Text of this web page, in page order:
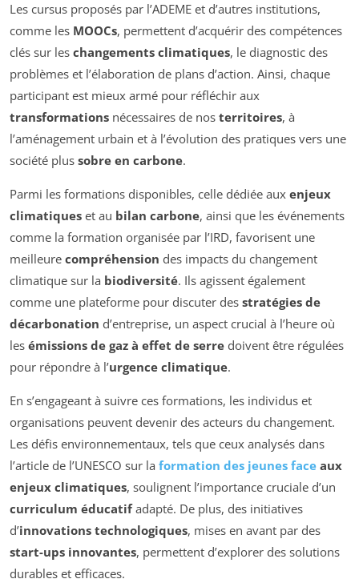
Les cursus proposés par l’ADEME et d’autres institutions,
comme les MOOCs, permettent d’acquérir des compétences
clés sur les changements climatiques, le diagnostic des
problèmes et l’élaboration de plans d’action. Ainsi, chaque
participant est mieux armé pour réfléchir aux
transformations nécessaires de nos territoires, à
l’aménagement urbain et à l’évolution des pratiques vers une
société plus sobre en carbone.
Parmi les formations disponibles, celle dédiée aux enjeux
climatiques et au bilan carbone, ainsi que les événements
comme la formation organisée par l’IRD, favorisent une
meilleure compréhension des impacts du changement
climatique sur la biodiversité. Ils agissent également
comme une plateforme pour discuter des stratégies de
décarbonation d’entreprise, un aspect crucial à l’heure où
les émissions de gaz à effet de serre doivent être régulées
pour répondre à l’urgence climatique.
En s’engageant à suivre ces formations, les individus et
organisations peuvent devenir des acteurs du changement.
Les défis environnementaux, tels que ceux analysés dans
l’article de l’UNESCO sur la formation des jeunes face aux
enjeux climatiques, soulignent l’importance cruciale d’un
curriculum éducatifadapté. De plus, des initiatives
d’innovations technologiques, mises en avant par des
start-ups innovantes, permettent d’explorer des solutions
durables et efficaces.